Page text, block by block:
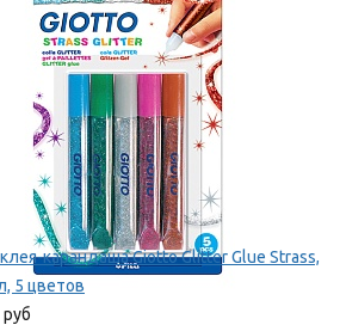
карандаша Giotto Glitter Glue Strass,
5 цветов